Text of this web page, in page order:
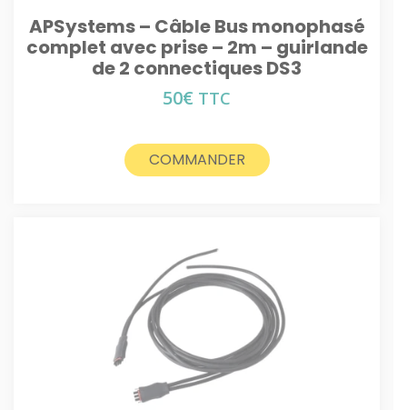
APSystems – Câble Bus monophasé
complet avec prise – 2m – guirlande
de 2 connectiques DS3
50€ TTC
COMMANDER